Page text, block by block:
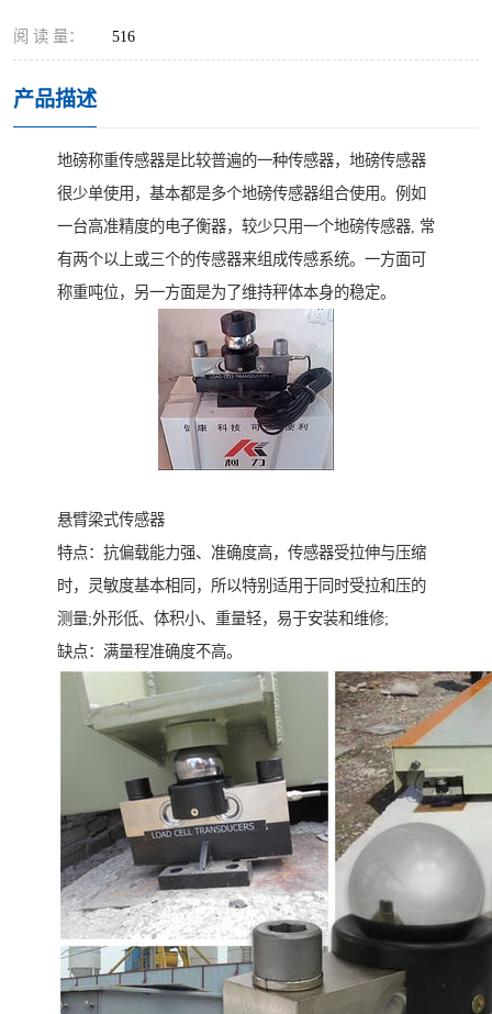
阅 读 量： 516
产品描述
地磅称重传感器是比较普遍的一种传感器，地磅传感器
很少单使用，基本都是多个地磅传感器组合使用。例如
一台高准精度的电子衡器，较少只用一个地磅传感器, 常
有两个以上或三个的传感器来组成传感系统。一方面可
称重吨位，另一方面是为了维持秤体本身的稳定。
悬臂梁式传感器
特点：抗偏载能力强、准确度高，传感器受拉伸与压缩
时，灵敏度基本相同，所以特别适用于同时受拉和压的
测量;外形低、体积小、重量轻，易于安装和维修;
缺点：满量程准确度不高。